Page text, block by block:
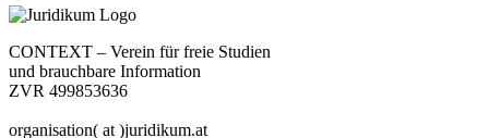
CONTEXT – Verein für freie Studien
und brauchbare Information
ZVR 499853636
organisation( at )juridikum.at